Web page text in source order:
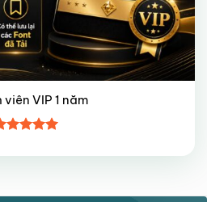
VIP 1 năm
55